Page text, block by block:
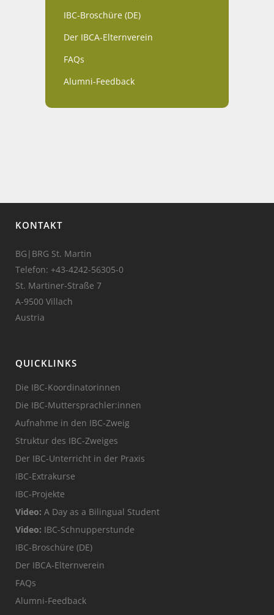
IBC-Broschüre (DE)
Der IBCA-Elternverein
FAQs
Alumni-Feedback
KONTAKT
BG|BRG St. Martin
Telefon: +43-4242-56305-0
St. Martiner-Straße 7
A-9500 Villach
Austria
QUICKLINKS
Die IBC-Koordinatorinnen
Die IBC-Muttersprachler:innen
Aufnahme in den IBC-Zweig
Struktur des IBC-Zweiges
Der IBC-Unterricht in der Praxis
IBC-Extrakurse
IBC-Projekte
Video: A Day as a Bilingual Student
Video: IBC-Schnupperstunde
IBC-Broschüre (DE)
Der IBCA-Elternverein
FAQs
Alumni-Feedback